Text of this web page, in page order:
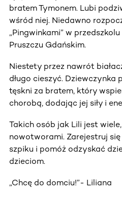
bratem Tymonem. Lubi
wśród niej. Niedawno
„Pingwinkami” w
Pruszczu Gdańskim.
Niestety przez nawrót
długo cieszyć. Dziewczynka
tęskni za bratem, który
chorobą, dodając jej siły i
Takich osób jak Lili jest
nowotworami. Zarejestruj
szpiku i pomóż odzyskać
dzieciom.
„Chcę do domciu!”- Liliana